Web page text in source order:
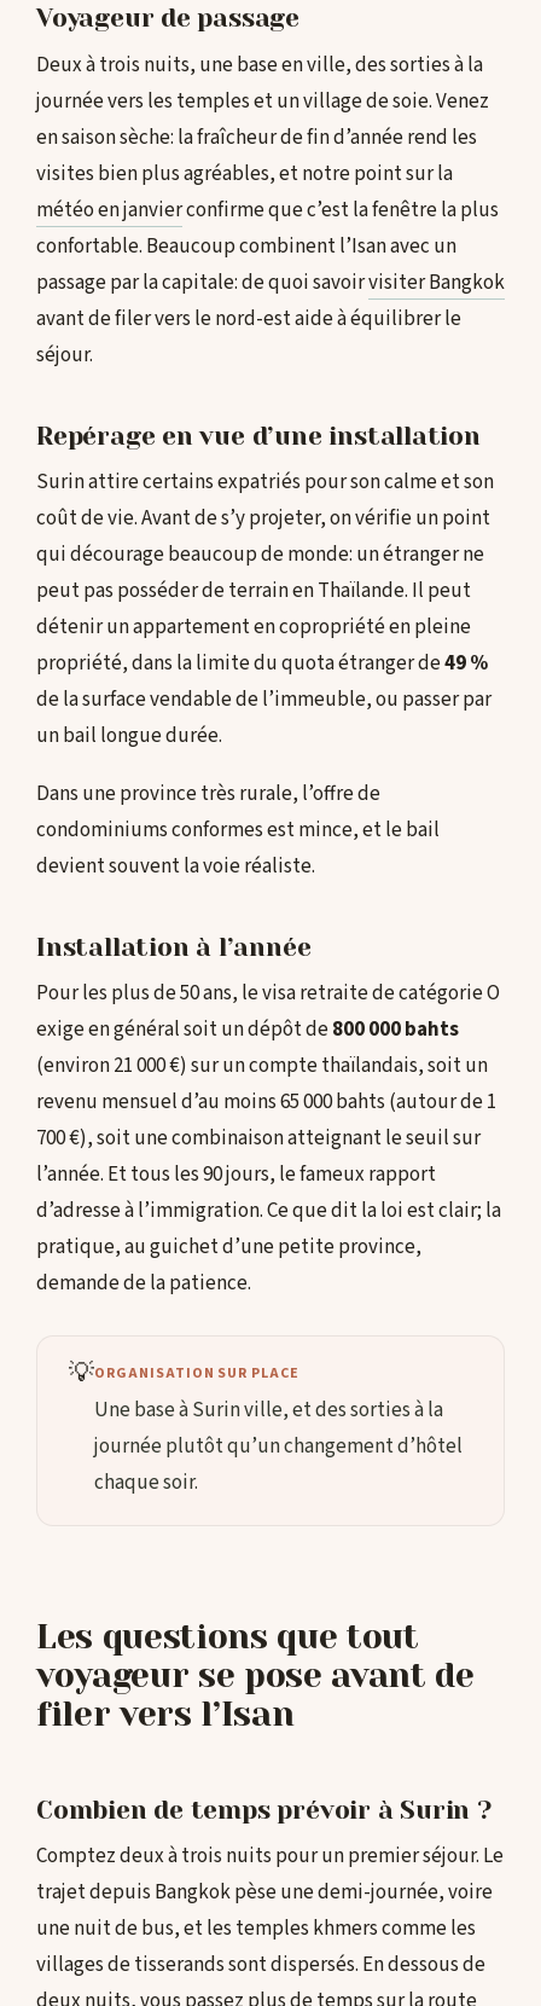
Voyageur de passage
Deux à trois nuits, une base en ville, des sorties à la
journée vers les temples et un village de soie. Venez
en saison sèche: la fraîcheur de fin d’année rend les
visites bien plus agréables, et notre point sur la
météo en janvierconfirme que c’est la fenêtre la plus
confortable. Beaucoup combinent l’Isan avec un
passage par la capitale: de quoi savoirvisiter Bangkok
avant de filer vers le nord-est aide à équilibrer le
séjour.
Repérage en vue d’une installation
Surin attire certains expatriés pour son calme et son
coût de vie. Avant de s’y projeter, on vérifie un point
qui décourage beaucoup de monde: un étranger ne
peut pas posséder de terrain en Thaïlande. Il peut
détenir un appartement en copropriété en pleine
propriété, dans la limite du quota étranger de49 %
de la surface vendable de l’immeuble, ou passer par
un bail longue durée.
Dans une province très rurale, l’offre de
condominiums conformes est mince, et le bail
devient souvent la voie réaliste.
Installation à l’année
Pour les plus de 50 ans, le visa retraite de catégorie O
exige en général soit un dépôt de800 000 bahts
(environ 21 000 €) sur un compte thaïlandais, soit un
revenu mensuel d’au moins 65 000 bahts (autour de 1
700 €), soit une combinaison atteignant le seuil sur
l’année. Et tous les 90 jours, le fameux rapport
d’adresse à l’immigration. Ce que dit la loi est clair; la
pratique, au guichet d’une petite province,
demande de la patience.
💡ORGANISATION SUR PLACE
Une base à Surin ville, et des sorties à la
journée plutôt qu’un changement d’hôtel
chaque soir.
Les questions que tout
voyageur se pose avant de
filer vers l’Isan
Combien de temps prévoir à Surin ?
Comptez deux à trois nuits pour un premier séjour. Le
trajet depuis Bangkok pèse une demi-journée, voire
une nuit de bus, et les temples khmers comme les
villages de tisserands sont dispersés. En dessous de